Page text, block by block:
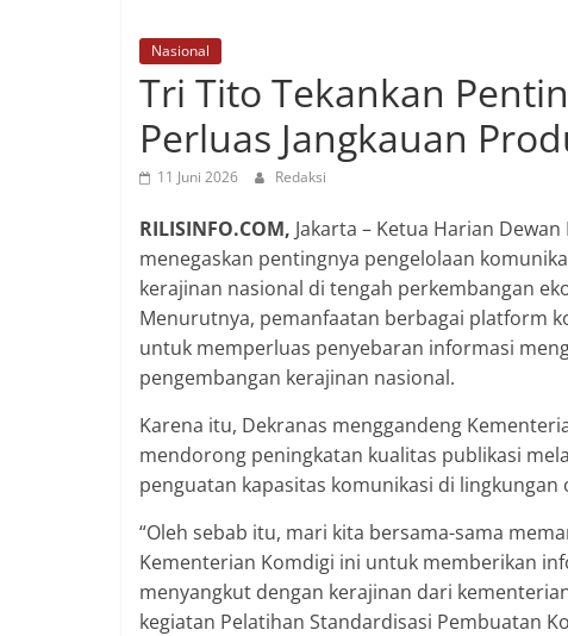
Nasional
Tri Tito Tekankan
Perluas Jangkauan
11 Juni 2026 Redaksi
RILISINFO.COM, Jakarta – Ketua Harian
menegaskan pentingnya pengelolaan
kerajinan nasional di tengah perkembangan
Menurutnya, pemanfaatan berbagai platform
untuk memperluas penyebaran informasi
pengembangan kerajinan nasional.
Karena itu, Dekranas menggandeng
mendorong peningkatan kualitas publikasi
penguatan kapasitas komunikasi di lingkungan
“Oleh sebab itu, mari kita bersama-sama
Kementerian Komdigi ini untuk memberikan
menyangkut dengan kerajinan dari
kegiatan Pelatihan Standardisasi Pembuatan